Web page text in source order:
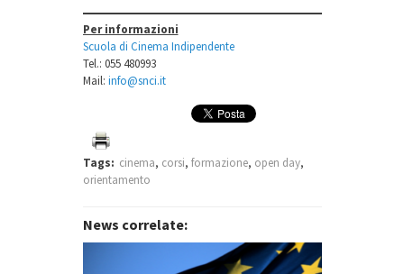
Per informazioni
Scuola di Cinema Indipendente
Tel.: 055 480993
Mail: info@snci.it
Tags: cinema, corsi, formazione, open day,
orientamento
News correlate: